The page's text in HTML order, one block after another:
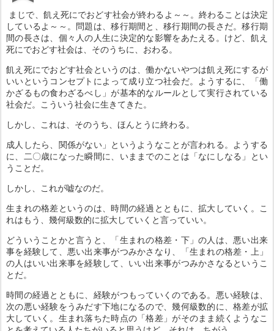
まじで、飢え死にでおどす社会が終わるよ～～。終わることは決定
しているよ～～。問題は、移行期間と、移行期間の長さだ。移行期
間の長さは、個々人の人生に決定的な影響をあたえる。けど、飢え
死にでおどす社会は、そのうちに、おわる。
飢え死にでおどす社会というのは、働かないやつは飢え死にするが
いいというコンセプトによって成り立つ社会だ。ようするに、「働
かざるもの食わざるべし」が基本的なルールとして実行されている
社会だ。こういう社会に生きてきた。
しかし、これは、そのうち、ほんとうに終わる。
成人したら、関係がない」というようなことが言われる。ようする
に、二〇歳になった瞬間に、いままでのことは「なにしなる」とい
うことだ。
しかし、これが嘘なのだ。
生まれの格差というのは、時間の経過とともに、拡大していく。こ
れはもう、幾何級数的に拡大していくと言っていい。
どういうことかと言うと、「生まれの格差・下」の人は、悪い出来
事を経験して、悪い出来事がつみかさなり、「生まれの格差・上」
の人はいい出来事を経験して、いい出来事がつみかさなるというこ
とだ。
時間の経過とともに、経験がつもっていくのである。悪い経験は、
次の悪い経験をうみだす下地になるので、幾何級数的に、格差が拡
大していく。生まれ落ちた時点の「格差」がそのまま続くようなこ